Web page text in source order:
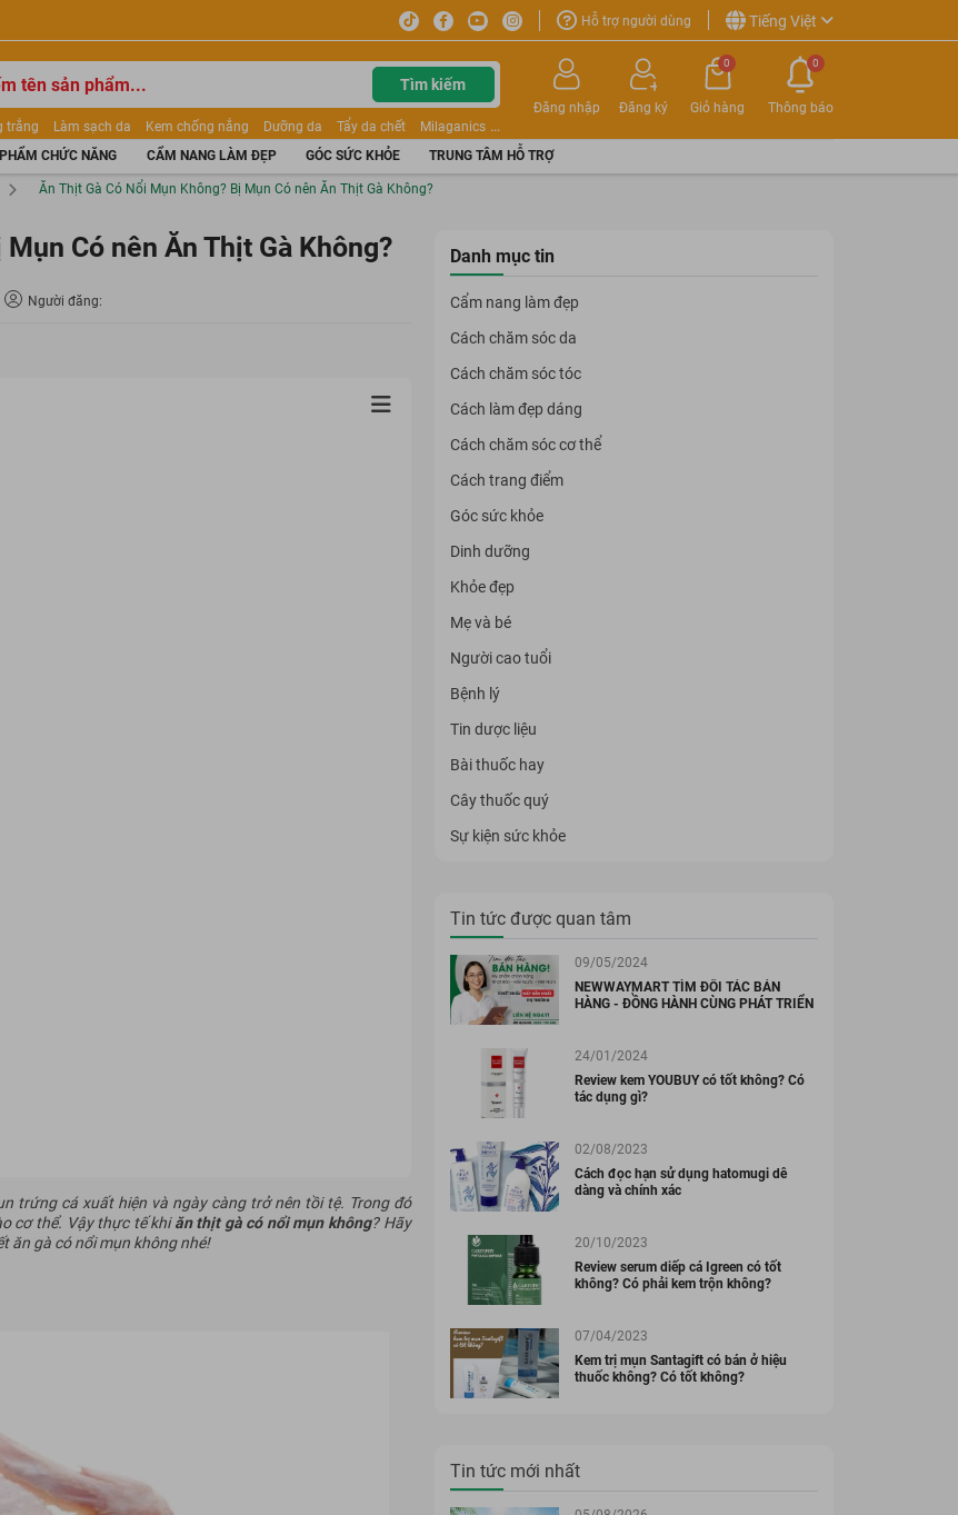
Hỗ trợ người dùng Tiếng Việt
Tìm kiếm
trắng Làm sạch da Kem chống nắng Dưỡng da Tẩy da chết
Milaganics
Kem trang điểm Dưỡng trắng Dior Mỹ phẩm Mặt nạ
Tinh chất
Đăng nhập Đăng ký
0
Giỏ hàng Thông báo
0
CHỨC NĂNG CẨM NANG LÀM ĐẸP GÓC SỨC KHỎE TRUNG TÂM HỖ TRỢ
Ăn Thịt Gà Có Nổi Mụn Không? Bị Mụn Có nên Ăn Thịt Gà Không?
Có nên Ăn Thịt Gà Không?
Người đăng:
trứng cá xuất hiện và ngày càng trở nên tồi tệ. Trong đó
cơ thể. Vậy thực tế khiăn thịt gà có nổi mụn không? Hãy
ăn gà có nổi mụn không nhé!
Danh mục tin
Cẩm nang làm đẹp
Cách chăm sóc da
Cách chăm sóc tóc
Cách làm đẹp dáng
Cách chăm sóc cơ thể
Cách trang điểm
Góc sức khỏe
Dinh dưỡng
Khỏe đẹp
Mẹ và bé
Người cao tuổi
Bệnh lý
Tin dược liệu
Bài thuốc hay
Cây thuốc quý
Sự kiện sức khỏe
Tin tức được quan tâm
09/05/2024
NEWWAYMART TÌM ĐỐI TÁC BÁN
HÀNG - ĐỒNG HÀNH CÙNG PHÁT TRIỂN
24/01/2024
Review kem YOUBUY có tốt không? Có
tác dụng gì?
02/08/2023
Cách đọc hạn sử dụng hatomugi dễ
dàng và chính xác
20/10/2023
Review serum diếp cá Igreen có tốt
không? Có phải kem trộn không?
07/04/2023
Kem trị mụn Santagift có bán ở hiệu
thuốc không? Có tốt không?
Tin tức mới nhất